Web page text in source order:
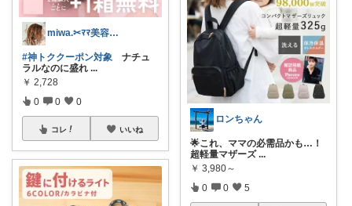
miwa.✂︎ﾏﾏ美容師💎
#神トククーポン対象 ナチュ
ラルなのに盛れ ...
￥ 2,728
0 0 0
コレ いいね
ロンちゃん
🌟これ、ママの必需品かも…！
超軽量マザーズ ...
￥ 3,980～
0 0 5